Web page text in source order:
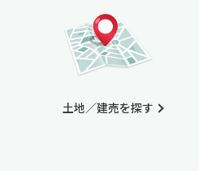
土地／建売を探す